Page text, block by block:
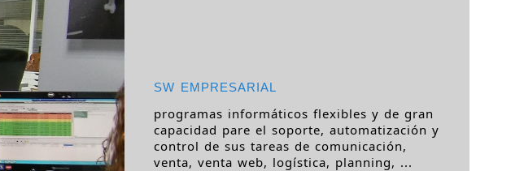
SW EMPRESARIAL
programas informáticos flexibles y de gran
capacidad pare el soporte, automatización y
control de sus tareas de comunicación,
venta, venta web, logística, planning, ...